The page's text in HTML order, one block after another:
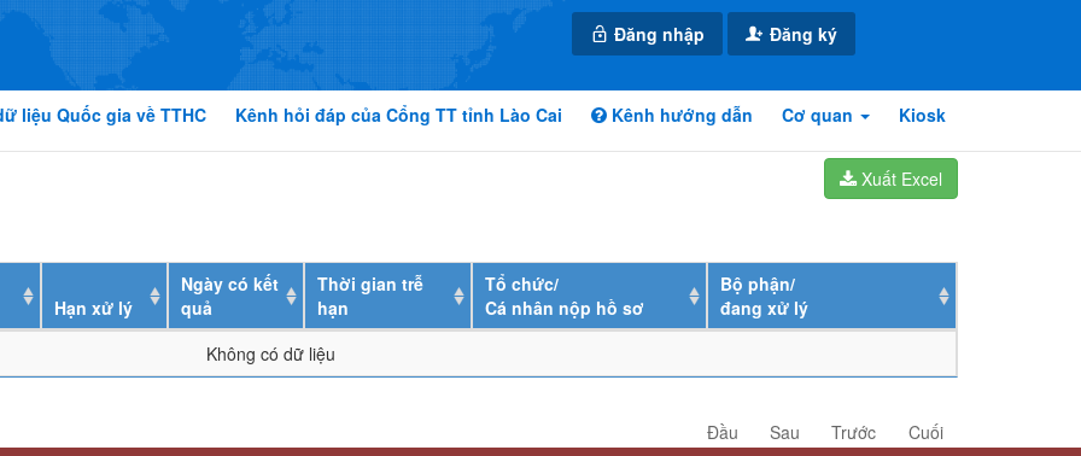
Đăng nhập Đăng ký
liệu Quốc gia về TTHC Kênh hỏi đáp của Cổng TT tỉnh Lào Cai Kênh hướng dẫn Cơ quan Kiosk
Xuất Excel
Hạn xử lý
Ngày có kết
quả
Thời gian trễ
hạn
Tổ chức/
Cá nhân nộp hồ sơ
Bộ phận/
đang xử lý
Không có dữ liệu
Đầu Sau Trước Cuối